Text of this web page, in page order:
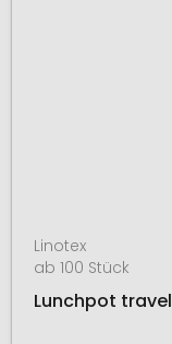
Linotex
ab 100 Stück
Lunchpot travel